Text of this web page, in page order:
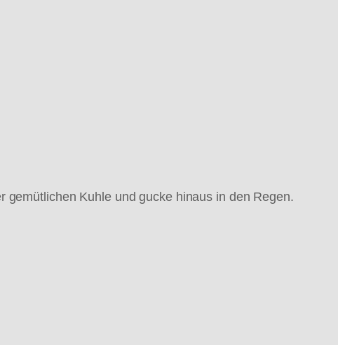
gemütlichen Kuhle und gucke hinaus in den Regen.